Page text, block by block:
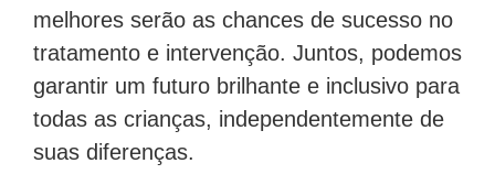
melhores serão as chances de sucesso no
tratamento e intervenção. Juntos, podemos
garantir um futuro brilhante e inclusivo para
todas as crianças, independentemente de
suas diferenças.